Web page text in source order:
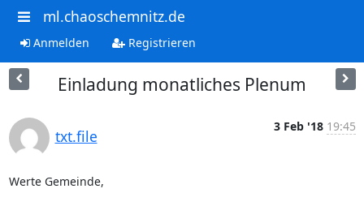
ml.chaoschemnitz.de
Anmelden Registrieren
Einladung monatliches Plenum
txt.file
3 Feb '18 19:45
Werte Gemeinde,